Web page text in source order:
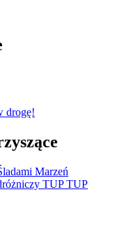
drogę!
Marzeń
TUP TUP